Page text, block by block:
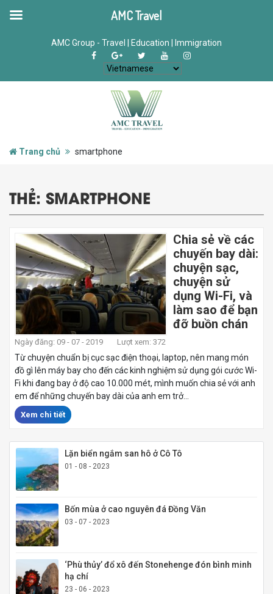
AMC Group - Travel | Education | Immigration
Trang chủ smartphone
THẺ: SMARTPHONE
Chia sẻ về các
chuyến bay dài:
chuyện sạc,
chuyện sử
dụng Wi-Fi, và
làm sao để bạn
đỡ buồn chán
Ngày đăng: 09 - 07 - 2019 Lượt xem: 372
Từ chuyện chuẩn bị cục sạc điện thoại, laptop, nên mang món
đồ gì lên máy bay cho đến các kinh nghiệm sử dụng gói cước Wi-
Fi khi đang bay ở độ cao 10.000 mét, mình muốn chia sẻ với anh
em để những chuyến bay dài của anh em trở...
Xem chi tiết
Lặn biển ngắm san hô ở Cô Tô
01 - 08 - 2023
Bốn mùa ở cao nguyên đá Đồng Văn
03 - 07 - 2023
‘Phù thủy’ đổ xô đến Stonehenge đón bình minh
hạ chí
23 - 06 - 2023
AMC Travel